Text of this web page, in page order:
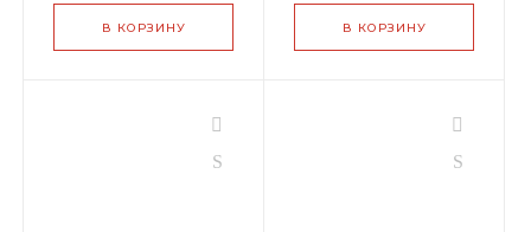
В КОРЗИНУ В КОРЗИНУ